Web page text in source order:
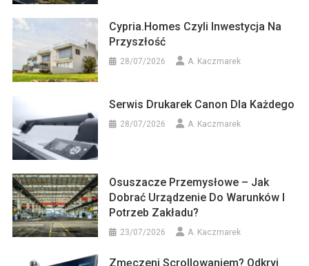
Cypria.homes Czyli Inwestycja Na
Przyszłość
28/07/2026 A. Kaczmarek
Serwis Drukarek Canon Dla Każdego
28/07/2026 A. Kaczmarek
Osuszacze Przemysłowe – Jak
Dobrać Urządzenie Do Warunków I
Potrzeb Zakładu?
23/07/2026 A. Kaczmarek
Zmęczeni Scrollowaniem? Odkryj